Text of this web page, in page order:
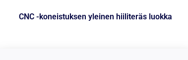
CNC -koneistuksen yleinen hiiliteräs luokka